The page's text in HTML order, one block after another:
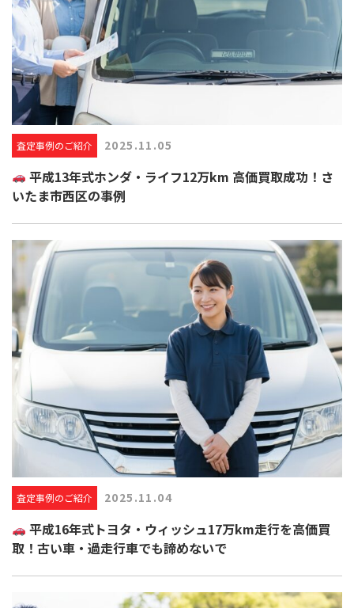
査定事例のご紹介 2025.11.05
平成13年式ホンダ・ライフ12万km 高価買取成功！さ
いたま市西区の事例
査定事例のご紹介 2025.11.04
平成16年式トヨタ・ウィッシュ17万km走行を高価買
取！古い車・過走行車でも諦めないで